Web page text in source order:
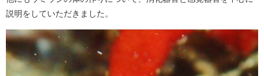
説明をしていただきました。